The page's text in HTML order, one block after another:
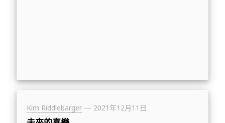
Kim Riddlebarger — 2021年12月11日